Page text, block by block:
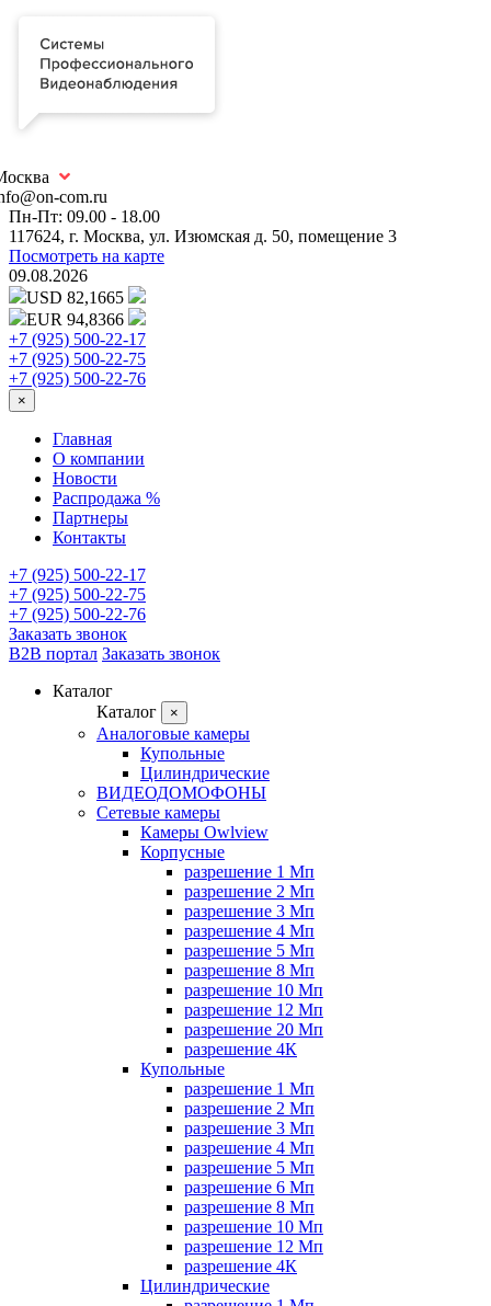
com.ru
Пн-Пт: 09.00 - 18.00
117624, г. Москва, ул. Изюмская д. 50, помещение 3
Посмотреть на карте
09.08.2026
USD 82,1665
EUR 94,8366
+7 (925) 500-22-17
+7 (925) 500-22-75
+7 (925) 500-22-76
×
Главная
О компании
Новости
Распродажа %
Партнеры
Контакты
+7 (925) 500-22-17
+7 (925) 500-22-75
+7 (925) 500-22-76
Заказать звонок
B2B портал Заказать звонок
Каталог
Каталог
×
Аналоговые камеры
Купольные
Цилиндрические
ВИДЕОДОМОФОНЫ
Сетевые камеры
Камеры Owlview
Корпусные
разрешение 1 Мп
разрешение 2 Мп
разрешение 3 Мп
разрешение 4 Мп
разрешение 5 Мп
разрешение 8 Мп
разрешение 10 Мп
разрешение 12 Мп
разрешение 20 Мп
разрешение 4К
Купольные
разрешение 1 Мп
разрешение 2 Мп
разрешение 3 Мп
разрешение 4 Мп
разрешение 5 Мп
разрешение 6 Мп
разрешение 8 Мп
разрешение 10 Мп
разрешение 12 Мп
разрешение 4К
Цилиндрические